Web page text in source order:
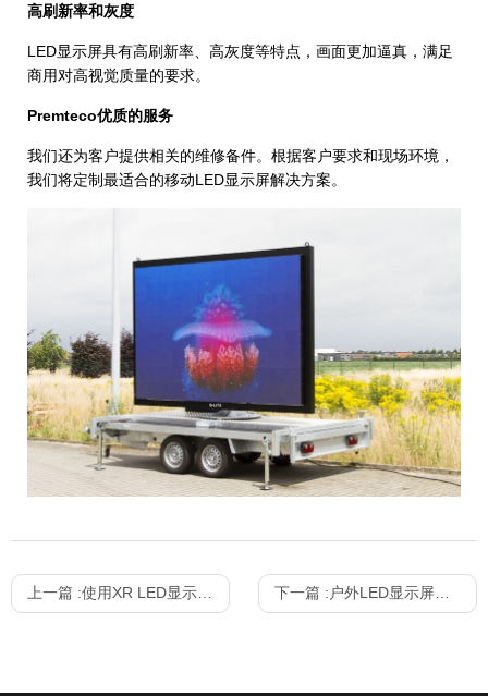
高刷新率和灰度
LED显示屏具有高刷新率、高灰度等特点，画面更加逼真，满足
商用对高视觉质量的要求。
Premteco优质的服务
我们还为客户提供相关的维修备件。根据客户要求和现场环境，
我们将定制最适合的移动LED显示屏解决方案。
上一篇 :使用XR LED显示屏的4个好时机 下一篇 : 户外LED显示屏的好处